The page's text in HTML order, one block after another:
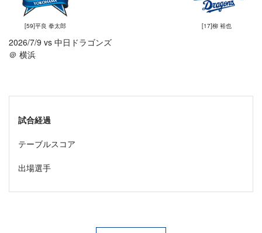
[59]平良 拳太郎 [17]柳 裕也
2026/7/9 vs 中日ドラゴンズ
＠ 横浜
試合経過
テーブルスコア
出場選手